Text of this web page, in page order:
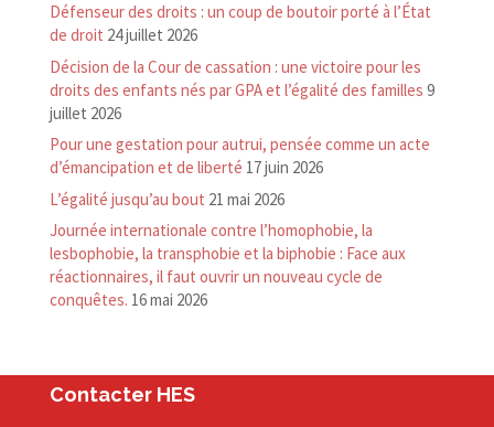
Défenseur des droits : un coup de boutoir porté à l’État
de droit 24 juillet 2026
Décision de la Cour de cassation : une victoire pour les
droits des enfants nés par GPA et l’égalité des familles 9
juillet 2026
Pour une gestation pour autrui, pensée comme un acte
d’émancipation et de liberté 17 juin 2026
L’égalité jusqu’au bout 21 mai 2026
Journée internationale contre l’homophobie, la
lesbophobie, la transphobie et la biphobie : Face aux
réactionnaires, il faut ouvrir un nouveau cycle de
conquêtes. 16 mai 2026
Contacter HES